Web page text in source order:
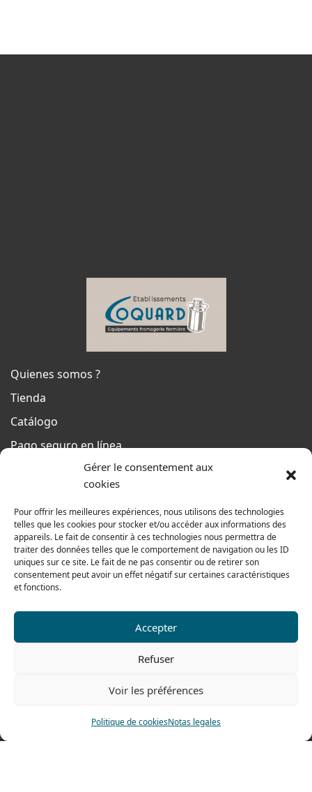
Gérer le consentement aux
cookies
Pour offrir les meilleures expériences, nous utilisons des technologies
telles que les cookies pour stocker et/ou accéder aux informations des
appareils. Le fait de consentir à ces technologies nous permettra de
traiter des données telles que le comportement de navigation ou les ID
uniques sur ce site. Le fait de ne pas consentir ou de retirer son
consentement peut avoir un effet négatif sur certaines caractéristiques
et fonctions.
Accepter
Refuser
Voir les préférences
Politique de cookiesNotas legales
Quienes somos ?
Tienda
Catálogo
Pago seguro en línea
Condiciones generales de venta
Del lunes al jueves
De 8h a 12h30 y de 13h30 a 17h20
El viernes
De 8h a 12h30 y de 13h30 a 16h
Fax: 0033 474 62 81 69
478 rue Alexandre Richetta